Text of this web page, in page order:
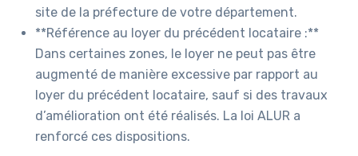
site de la préfecture de votre département.
**Référence au loyer du précédent locataire :**
Dans certaines zones, le loyer ne peut pas être
augmenté de manière excessive par rapport au
loyer du précédent locataire, sauf si des travaux
d’amélioration ont été réalisés. La loi ALUR a
renforcé ces dispositions.